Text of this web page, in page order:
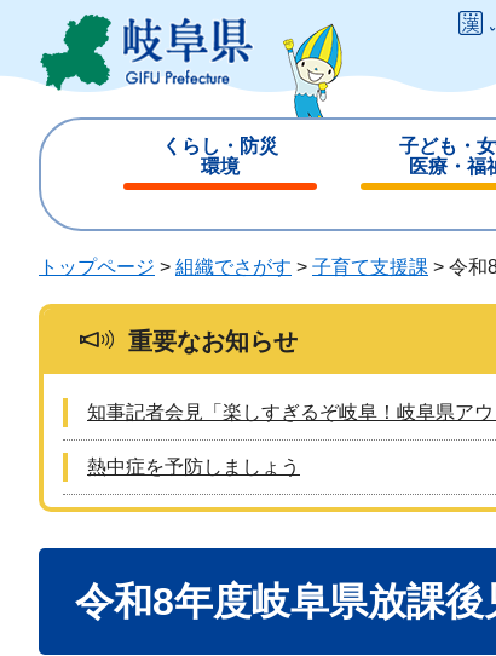
ジ
ュ
くらし・防災
環境
じ
子ども・
医療・福
じ
る
トップページ > 組織でさがす > 子育て支援課 > 令和
重要なお知らせ
知事記者会見「楽しすぎるぞ岐阜！岐阜県ア
熱中症を予防しましょう
令和8年度岐阜県放課